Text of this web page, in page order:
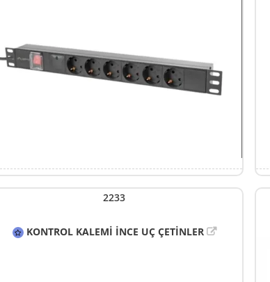
2233
KONTROL KALEMİ İNCE UÇ ÇETİNLER